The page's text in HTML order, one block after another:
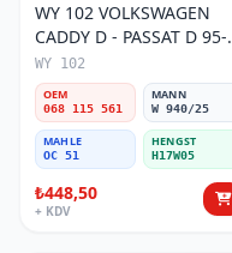
WY 102 VOLKSWAGEN
CADDY D - PASSAT D 95-
01 068 115 561 Yağ
Filtresi
WY 102
OEM
068 115 561
MANN
W 940/25
MAHLE
OC 51
HENGST
H17W05
₺448,50
+ KDV